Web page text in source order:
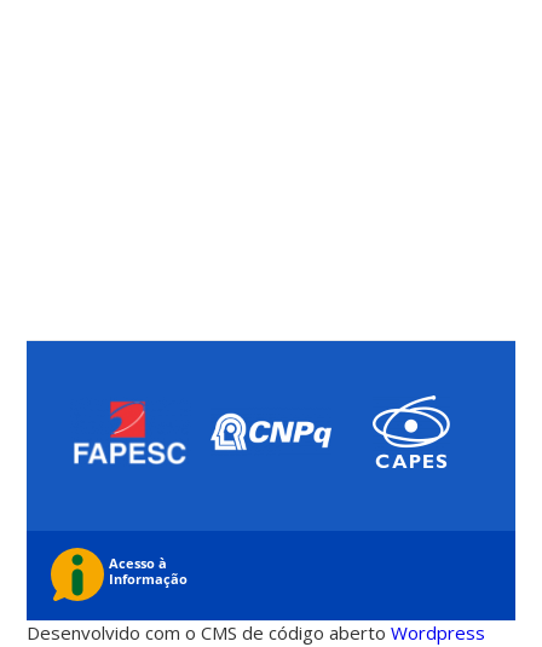
Desenvolvido com o CMS de código abertoWordpress